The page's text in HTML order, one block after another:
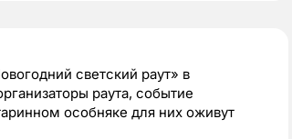
светский раут» в
раута, событие
особняке для них оживут